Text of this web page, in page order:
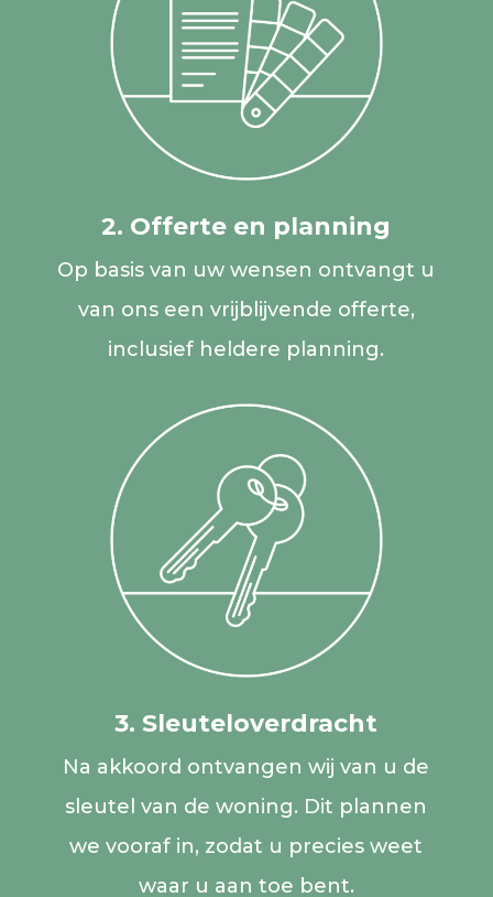
2. Offerte en planning
Op basis van uw wensen ontvangt u
van ons een vrijblijvende offerte,
inclusief heldere planning.
3. Sleuteloverdracht
Na akkoord ontvangen wij van u de
sleutel van de woning. Dit plannen
we vooraf in, zodat u precies weet
waar u aan toe bent.